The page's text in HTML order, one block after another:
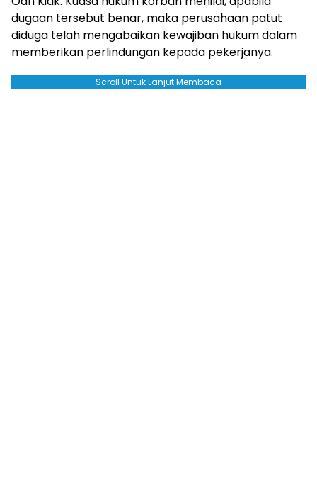
dugaan tersebut benar, maka perusahaan patut
diduga telah mengabaikan kewajiban hukum dalam
memberikan perlindungan kepada pekerjanya.
Scroll Untuk Lanjut Membaca